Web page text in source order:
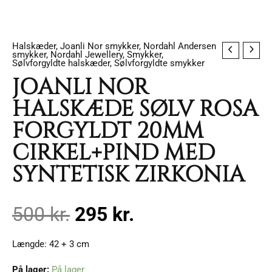
Halskæder, Joanli Nor smykker, Nordahl Andersen
smykker, Nordahl Jewellery, Smykker,
Sølvforgyldte halskæder, Sølvforgyldte smykker
JOANLI NOR
HALSKÆDE SØLV ROSA
FORGYLDT 20MM
CIRKEL+PIND MED
SYNTETISK ZIRKONIA
500kr.
Den
oprindelige
pris
var:
500 kr..
295 kr.
Den
aktuelle
pris
er:
Længde: 42 + 3 cm
På lager: På lager
JOANLI
NOR
HALSKÆDE
SØLV
ROSA
FORGYLDT
20MM
CIRKEL+PIND
MED
ZIRKONIA